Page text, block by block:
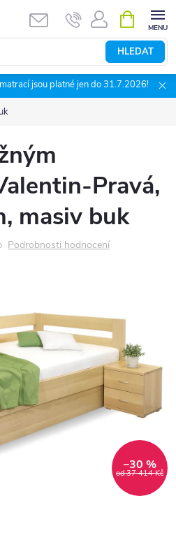
HLEDAT
NÁKUPNÍ
KOŠÍK
jsou platné jen do 31.7.2026!
Pravá,
masiv buk
Podrobnosti hodnocení
od 37 414 Kč
–30 %